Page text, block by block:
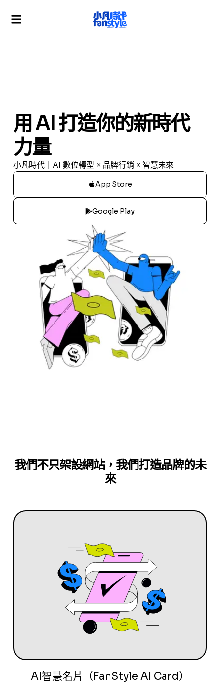
用 AI 打造你的新時代
力量
小凡時代｜AI 數位轉型 × 品牌行銷 × 智慧未來
App Store
Google Play
我們不只架設網站，我們打造品牌的未
來
AI智慧名片（FanStyle AI Card）